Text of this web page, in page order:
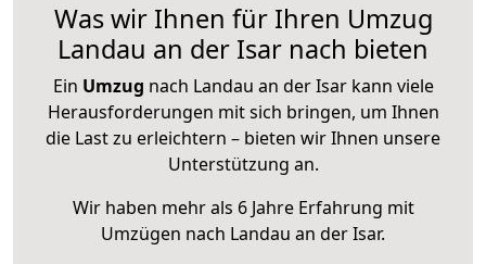
Was wir Ihnen für Ihren Umzug
Landau an der Isar nach bieten
Ein Umzug nach Landau an der Isar kann viele
Herausforderungen mit sich bringen, um Ihnen
die Last zu erleichtern – bieten wir Ihnen unsere
Unterstützung an.
Wir haben mehr als 6 Jahre Erfahrung mit
Umzügen nach Landau an der Isar.